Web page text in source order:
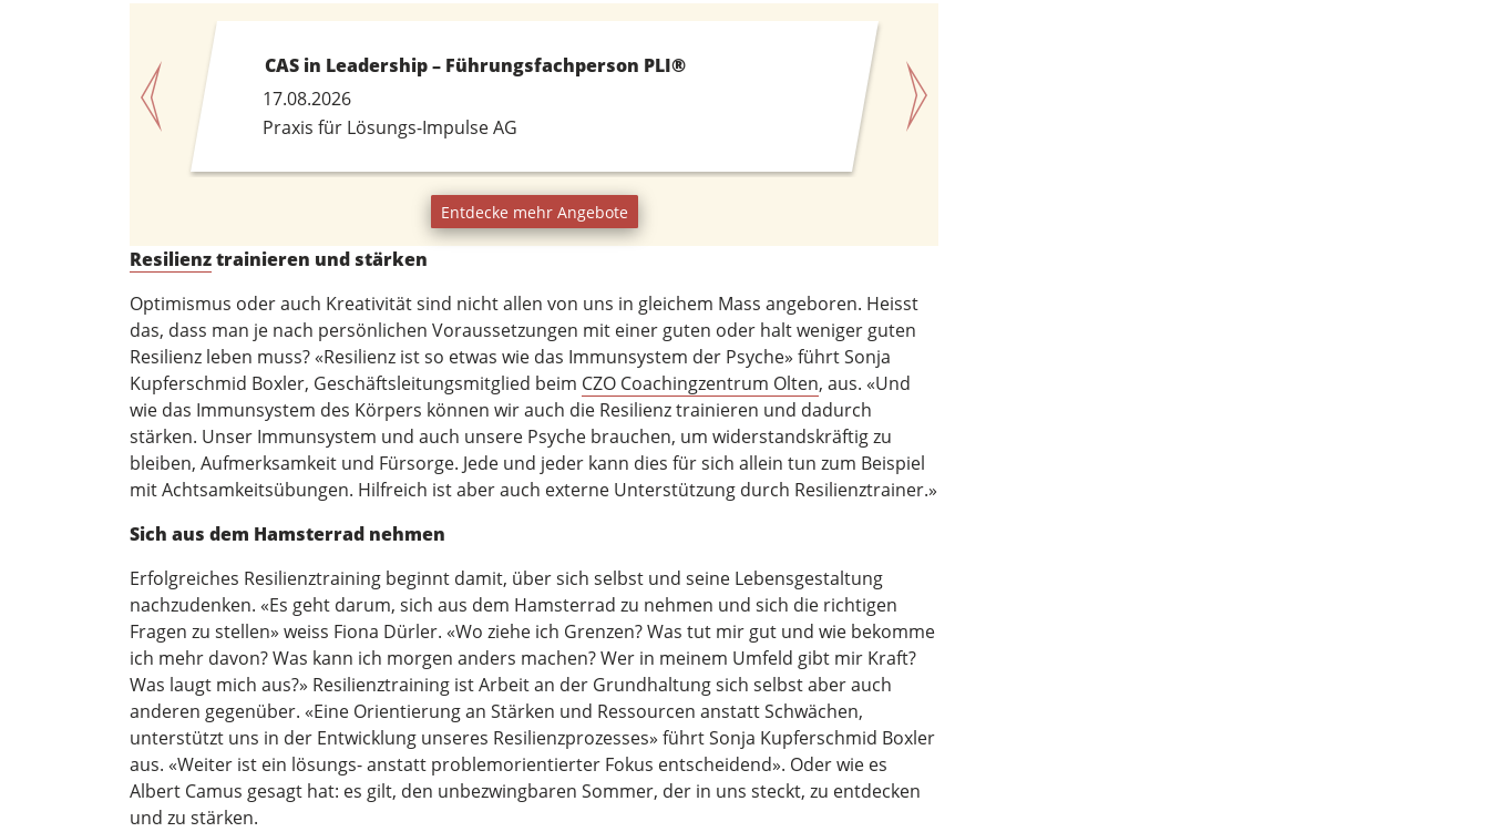
CAS in Leadership – Führungsfachperson PLI®
17.08.2026
Praxis für Lösungs-Impulse AG
Entdecke mehr Angebote
Resilienztrainieren und stärken
Optimismus oder auch Kreativität sind nicht allen von uns in gleichem Mass angeboren. Heisst
das, dass man je nach persönlichen Voraussetzungen mit einer guten oder halt weniger guten
Resilienz leben muss? «Resilienz ist so etwas wie das Immunsystem der Psyche» führt Sonja
Kupferschmid Boxler, Geschäftsleitungsmitglied beim CZO Coachingzentrum Olten, aus. «Und
wie das Immunsystem des Körpers können wir auch die Resilienz trainieren und dadurch
stärken. Unser Immunsystem und auch unsere Psyche brauchen, um widerstandskräftig zu
bleiben, Aufmerksamkeit und Fürsorge. Jede und jeder kann dies für sich allein tun zum Beispiel
mit Achtsamkeitsübungen. Hilfreich ist aber auch externe Unterstützung durch Resilienztrainer.»
Sich aus dem Hamsterrad nehmen
Erfolgreiches Resilienztraining beginnt damit, über sich selbst und seine Lebensgestaltung
nachzudenken. «Es geht darum, sich aus dem Hamsterrad zu nehmen und sich die richtigen
Fragen zu stellen» weiss Fiona Dürler. «Wo ziehe ich Grenzen? Was tut mir gut und wie bekomme
ich mehr davon? Was kann ich morgen anders machen? Wer in meinem Umfeld gibt mir Kraft?
Was laugt mich aus?» Resilienztraining ist Arbeit an der Grundhaltung sich selbst aber auch
anderen gegenüber. «Eine Orientierung an Stärken und Ressourcen anstatt Schwächen,
unterstützt uns in der Entwicklung unseres Resilienzprozesses» führt Sonja Kupferschmid Boxler
aus. «Weiter ist ein lösungs- anstatt problemorientierter Fokus entscheidend». Oder wie es
Albert Camus gesagt hat: es gilt, den unbezwingbaren Sommer, der in uns steckt, zu entdecken
und zu stärken.